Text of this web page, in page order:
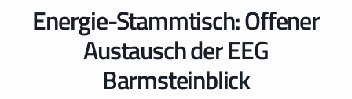
Gemeinschaften
Energie-Stammtisch: Offener
Austausch der EEG
Barmsteinblick